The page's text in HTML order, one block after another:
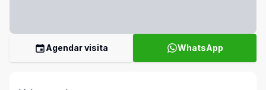
Agendar visita WhatsApp